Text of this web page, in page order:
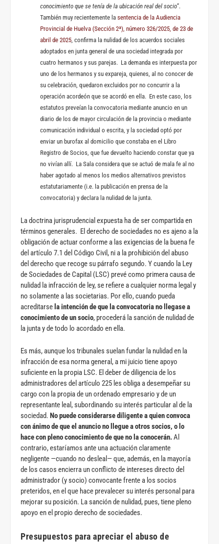
conocimiento que se tenía de la ubicación real del socio”.
También muy recientemente lasentencia de la Audiencia
Provincial de Huelva (Sección 2ª), número 326/2025, de 23 de
abril de 2025, confirma la nulidad de los acuerdos sociales
adoptados en junta general de una sociedad integrada por
cuatro hermanos y sus parejas. La demanda es interpuesta por
uno de los hermanos y su expareja, quienes, al no conocer de
su celebración, quedaron excluidos por no concurrir a la
operación acordeón que se acordó en ella. En este caso, los
estatutos preveían la convocatoria mediante anuncio en un
diario de los de mayor circulación de la provincia o mediante
comunicación individual o escrita, y la sociedad optó por
enviar un burofax al domicilio que constaba en el Libro
Registro de Socios, que fue devuelto haciendo constar que ya
no vivían allí. La Sala considera que se actuó de mala fe al no
haber agotado al menos los medios alternativos previstos
estatutariamente (i.e. la publicación en prensa de la
convocatoria) y declara la nulidad de la junta.
La doctrina jurisprudencial expuesta ha de ser compartida en
términos generales. El derecho de sociedades no es ajeno a la
obligación de actuar conforme a las exigencias de la buena fe
del artículo 7.1 del Código Civil, ni a la prohibición del abuso
del derecho que recoge su párrafo segundo. Y cuando la Ley
de Sociedades de Capital (LSC) prevé como primera causa de
nulidad la infracción de ley, se refiere a cualquier norma legal y
no solamente a las societarias. Por ello, cuando pueda
acreditarse la intención de que la convocatoria no llegase a
conocimiento de un socio, procederá la sanción de nulidad de
la junta y de todo lo acordado en ella.
Es más, aunque los tribunales suelan fundar la nulidad en la
infracción de esa norma general, a mi juicio tiene apoyo
suficiente en la propia LSC. El deber de diligencia de los
administradores del artículo 225 les obliga a desempeñar su
cargo con la propia de un ordenado empresario y de un
representante leal, subordinando su interés particular al de la
sociedad. No puede considerarse diligente a quien convoca
con ánimo de que el anuncio no llegue a otros socios, o lo
hace con pleno conocimiento de que no la conocerán.Al
contrario, estaríamos ante una actuación claramente
negligente —cuando no desleal— que, además, en la mayoría
de los casos encierra un conflicto de intereses directo del
administrador (y socio) convocante frente a los socios
preteridos, en el que hace prevalecer su interés personal para
mejorar su posición. La sanción de nulidad, pues, tiene pleno
apoyo en el propio derecho de sociedades.
Presupuestos para apreciar el abuso de